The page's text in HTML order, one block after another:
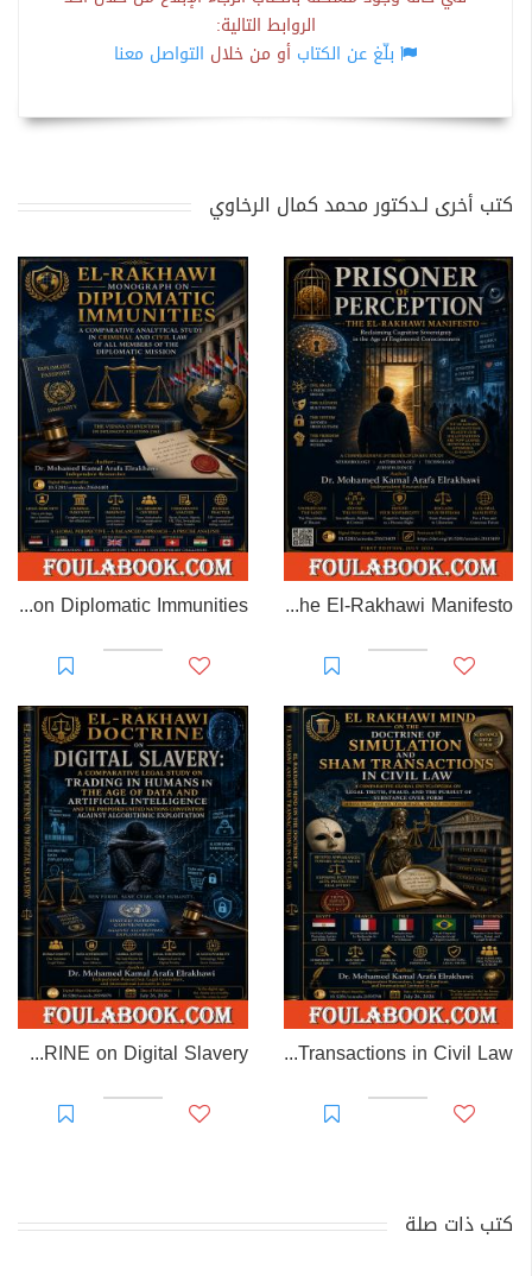
الروابط التالية:
بلّغ عن الكتاب أو من خلال التواصل معنا
كتب أخرى لـدكتور محمد كمال الرخاوي
Prisoner of Perception: The El-Rakhawi Manifesto
EL-RAKHAWI MONOGRAPH on Diplomatic Immunities
EL RAKHAWI MIND on the Doctrine of Simulation and Sham Transactions in Civil Law
EL-RAKHAWI DOCTRINE on Digital Slavery
كتب ذات صلة